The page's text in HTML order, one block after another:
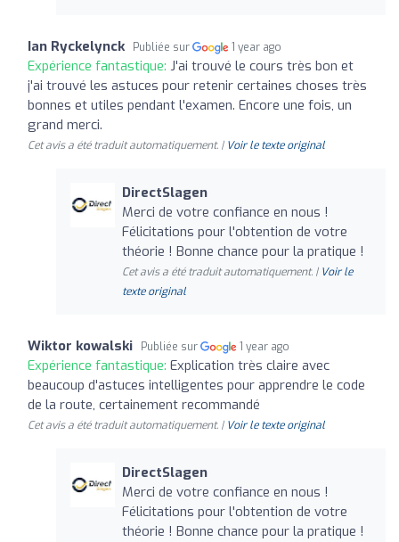
Ian Ryckelynck Publiée sur 1 year ago
Expérience fantastique: J'ai trouvé le cours très bon et
j'ai trouvé les astuces pour retenir certaines choses très
bonnes et utiles pendant l'examen. Encore une fois, un
grand merci.
Cet avis a été traduit automatiquement. | Voir le texte original
DirectSlagen
Merci de votre confiance en nous !
Félicitations pour l'obtention de votre
théorie ! Bonne chance pour la pratique !
Cet avis a été traduit automatiquement. | Voir le
texte original
Wiktor kowalski Publiée sur 1 year ago
Expérience fantastique: Explication très claire avec
beaucoup d'astuces intelligentes pour apprendre le code
de la route, certainement recommandé
Cet avis a été traduit automatiquement. | Voir le texte original
DirectSlagen
Merci de votre confiance en nous !
Félicitations pour l'obtention de votre
théorie ! Bonne chance pour la pratique !